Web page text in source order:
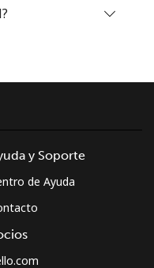
y Soporte
de Ayuda